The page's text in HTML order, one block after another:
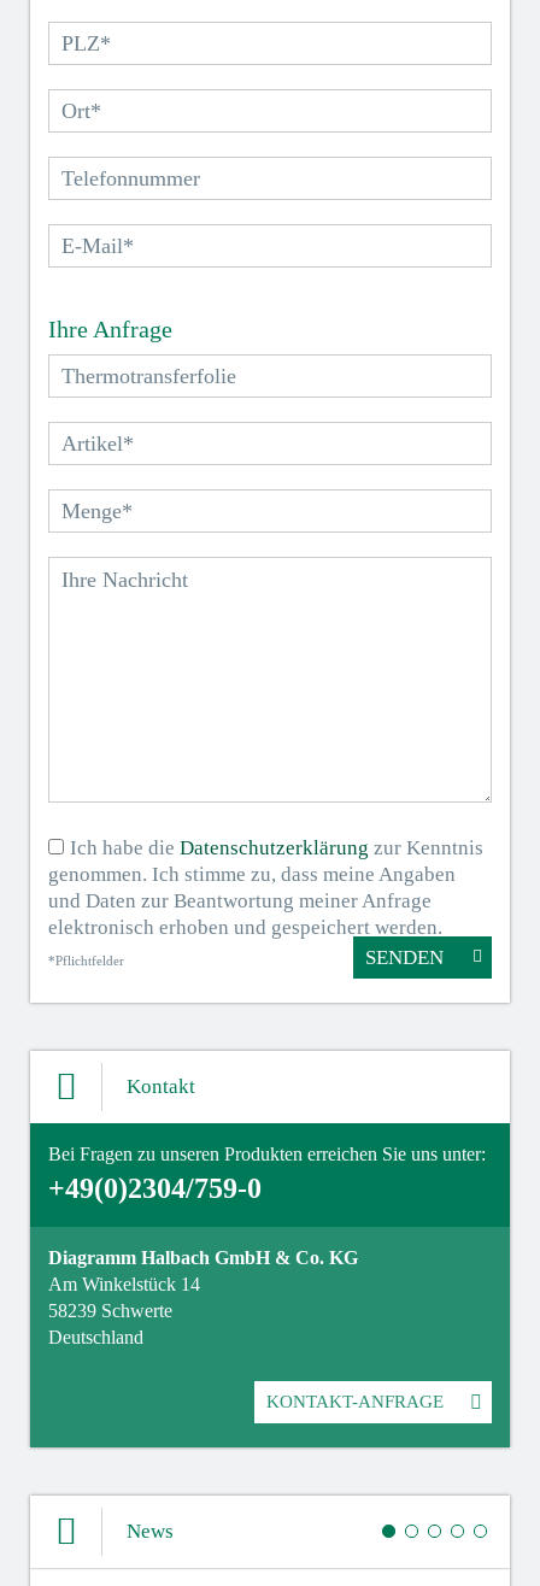
Ihre Anfrage
Ich habe die Datenschutzerklärung zur Kenntnis
genommen. Ich stimme zu, dass meine Angaben
und Daten zur Beantwortung meiner Anfrage
elektronisch erhoben und gespeichert werden.
*Pflichtfelder SENDEN
Kontakt
Bei Fragen zu unseren Produkten erreichen Sie uns unter:
+49(0)2304/759-0
Diagramm Halbach GmbH & Co. KG
Am Winkelstück 14
58239 Schwerte
Deutschland
KONTAKT-ANFRAGE
News